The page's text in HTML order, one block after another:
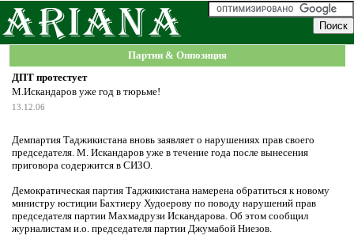
Партии & Оппозиция
ДПТ протестует
М.Искандаров уже год в тюрьме!
13.12.06
Демпартия Таджикистана вновь заявляет о нарушениях прав своего
председателя. М. Искандаров уже в течение года после вынесения
приговора содержится в СИЗО.
Демократическая партия Таджикистана намерена обратиться к новому
министру юстиции Бахтиеру Худоерову по поводу нарушений прав
председателя партии Махмадрузи Искандарова. Об этом сообщил
журналистам и.о. председателя партии Джумабой Ниезов.